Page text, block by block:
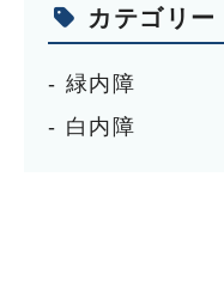
カテゴリー
緑内障
白内障